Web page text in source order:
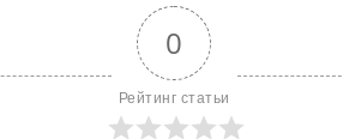
0
Рейтинг статьи